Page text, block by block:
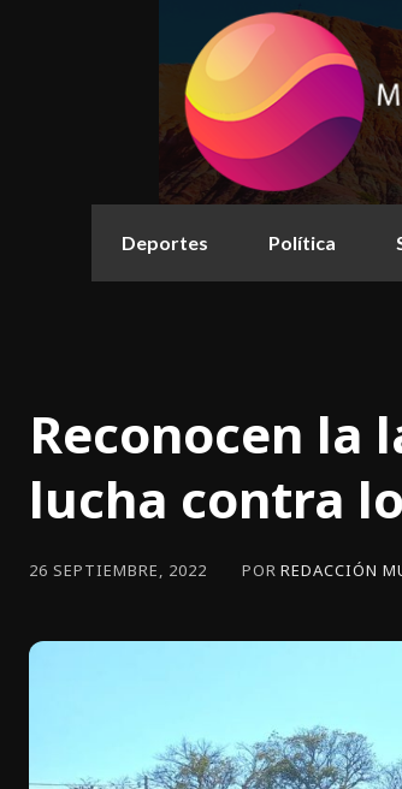
Deportes Política
Reconocen la
lucha contra
26 SEPTIEMBRE, 2022 POR REDACCIÓN